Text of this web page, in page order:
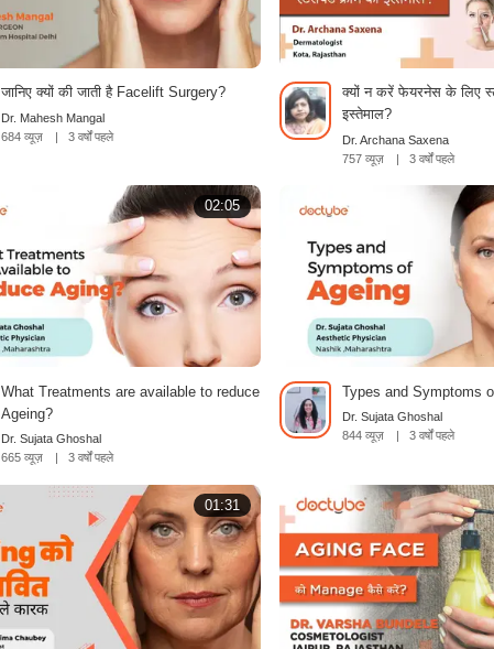
जानिए क्यों की जाती है Facelift Surgery?
Dr. Mahesh Mangal
684 व्यूज़
| 3 वर्षों पहले
क्यों न करें फेयरनेस के लिए
इस्तेमाल?
Dr. Archana Saxena
757 व्यूज़
| 3 वर्षों पहले
02:05
What Treatments are available to reduce
Ageing?
Dr. Sujata Ghoshal
665 व्यूज़
| 3 वर्षों पहले
Types and Symptoms
Dr. Sujata Ghoshal
844 व्यूज़
| 3 वर्षों पहले
01:31